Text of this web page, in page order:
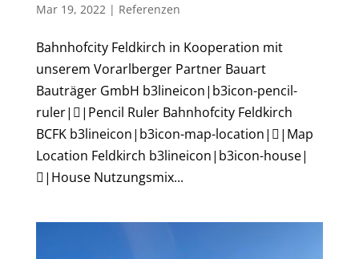
Mar 19, 2022 | Referenzen
Bahnhofcity Feldkirch in Kooperation mit
unserem Vorarlberger Partner Bauart
Bauträger GmbH b3lineicon|b3icon-pencil-
ruler||Pencil Ruler Bahnhofcity Feldkirch
BCFK b3lineicon|b3icon-map-location||Map
Location Feldkirch b3lineicon|b3icon-house|
|House Nutzungsmix...